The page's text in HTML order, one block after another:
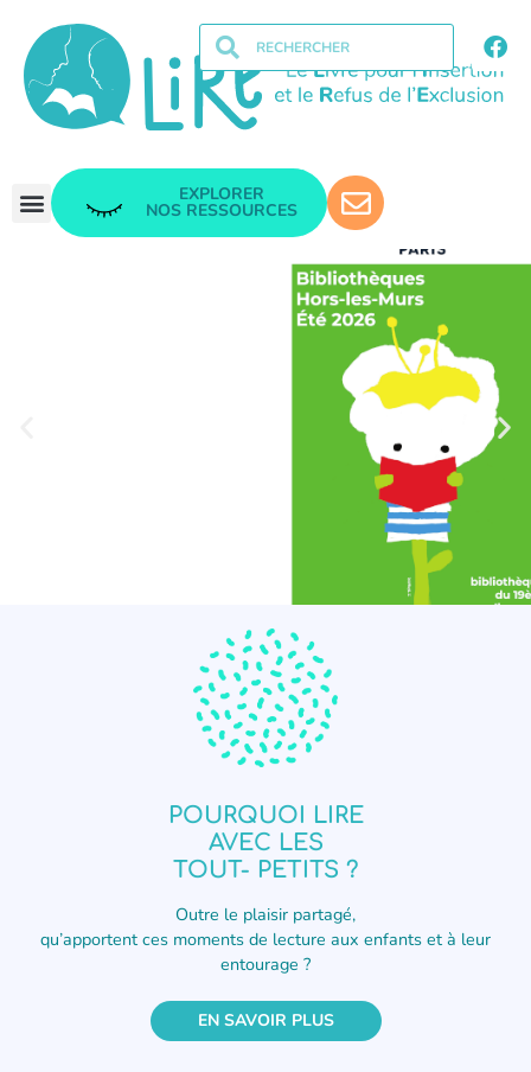
EXPLORER
NOS RESSOURCES
Le programme de l'été
de l'association !
Le programme de l'été de l'association !
POURQUOI LIRE
AVEC LES
TOUT- PETITS ?
Outre le plaisir partagé,
qu’apportent ces moments de lecture aux enfants et à leur
entourage ?
EN SAVOIR PLUS